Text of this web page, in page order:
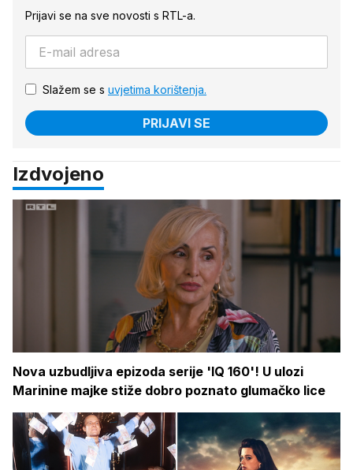
Prijavi se na sve novosti s RTL-a.
Slažem se s uvjetima korištenja.
PRIJAVI SE
Izdvojeno
Nova uzbudljiva epizoda serije 'IQ 160'! U ulozi
Marinine majke stiže dobro poznato glumačko lice